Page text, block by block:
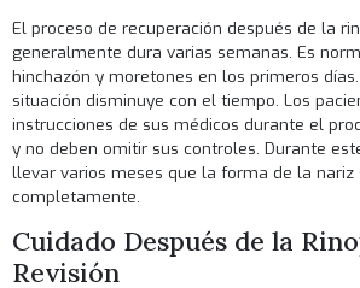
El proceso de recuperación después de la
generalmente dura varias semanas. Es
hinchazón y moretones en los primeros
situación disminuye con el tiempo. Los
instrucciones de sus médicos durante el
y no deben omitir sus controles. Durante
llevar varios meses que la forma de la nariz
completamente.
Cuidado Después de la
Revisión